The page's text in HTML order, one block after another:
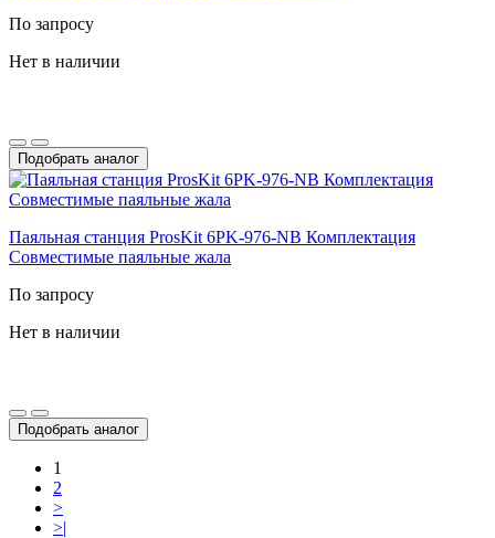
По запросу
Нет в наличии
Подобрать аналог
Паяльная станция ProsKit 6PK-976-NB Комплектация
Совместимые паяльные жала
По запросу
Нет в наличии
Подобрать аналог
1
2
>
>|